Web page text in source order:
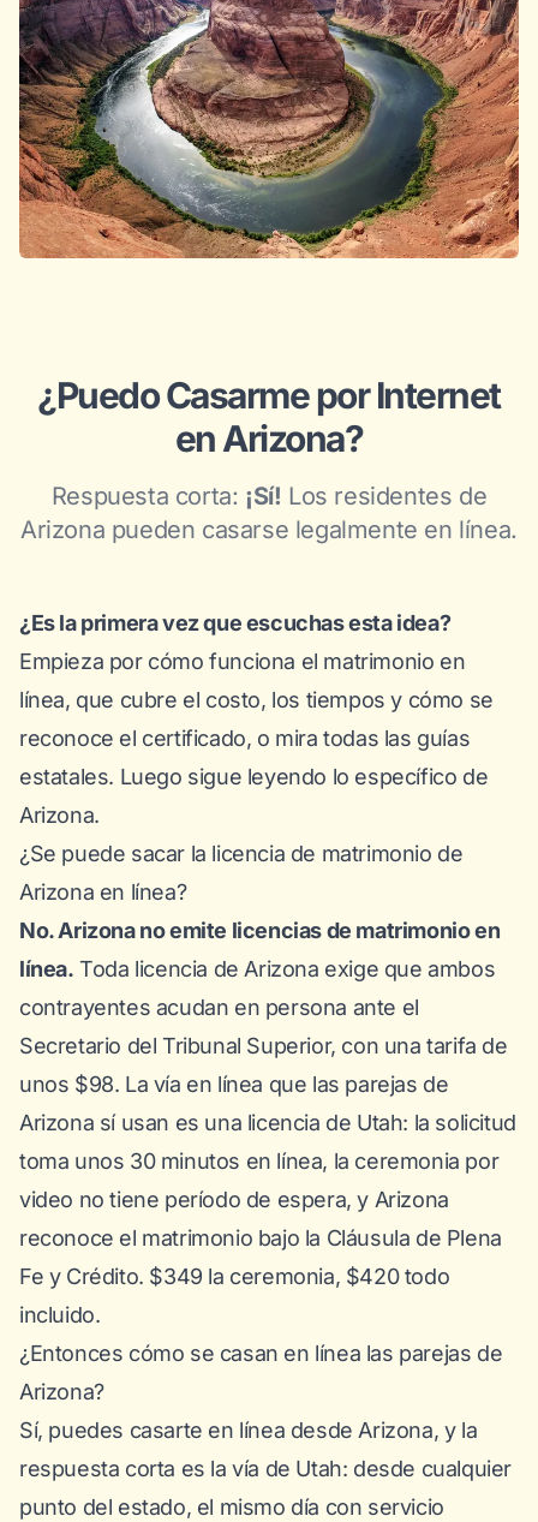
¿Puedo Casarme por Internet
en Arizona?
Respuesta corta: ¡Sí! Los residentes de
Arizona pueden casarse legalmente en línea.
¿Es la primera vez que escuchas esta idea?
Empieza por cómo funciona el matrimonio en
línea, que cubre el costo, los tiempos y cómo se
reconoce el certificado, o miratodas las guías
estatales. Luego sigue leyendo lo específico de
Arizona.
¿Se puede sacar la licencia de matrimonio de
Arizona en línea?
No. Arizona no emite licencias de matrimonio en
línea. Toda licencia de Arizona exige que ambos
contrayentes acudan en persona ante el
Secretario del Tribunal Superior, con una tarifa de
unos $98. La vía en línea que las parejas de
Arizona sí usan es una licencia de Utah: la solicitud
toma unos 30 minutos en línea, la ceremonia por
video no tiene período de espera, y Arizona
reconoce el matrimonio bajo la Cláusula de Plena
Fe y Crédito. $349 la ceremonia, $420 todo
incluido.
¿Entonces cómo se casan en línea las parejas de
Arizona?
Sí, puedes casarte en línea desde Arizona, y la
respuesta corta es la vía de Utah: desde cualquier
punto del estado, el mismo día con servicio